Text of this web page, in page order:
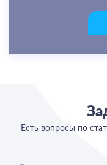
Есть вопросы по